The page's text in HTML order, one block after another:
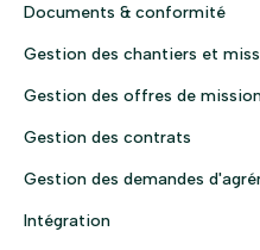
Documents & conformité
Gestion des chantiers et
Gestion des offres de
Gestion des contrats
Gestion des demandes
Intégration